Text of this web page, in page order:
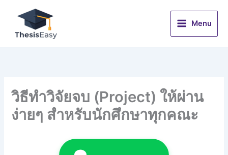
content
Menu
วิธีทำวิจัยจบ (Project) ให้ผ่าน
ง่ายๆ สำหรับนักศึกษาทุกคณะ